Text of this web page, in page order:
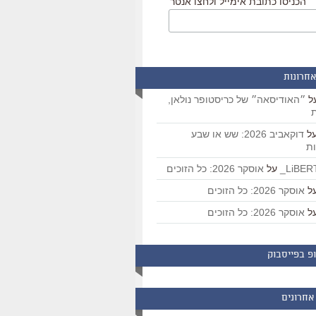
״האודיסאה״ של כריסטופר נולאן,
דוקאביב 2026: שש או שבע
על אוסקר 2026: כל הזוכים
אוסקר 2026: כל הזוכים
אוסקר 2026: כל הזוכים
בפייסבוק